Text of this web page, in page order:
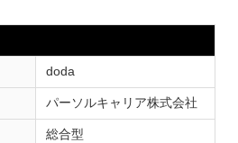
doda
パーソルキャリア株式会社
総合型